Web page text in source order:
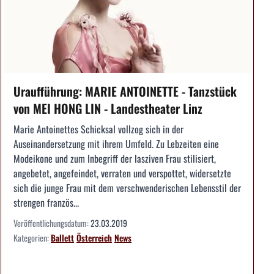
Uraufführung: MARIE ANTOINETTE - Tanzstück
von MEI HONG LIN - Landestheater Linz
Marie Antoinettes Schicksal vollzog sich in der
Auseinandersetzung mit ihrem Umfeld. Zu Lebzeiten eine
Modeikone und zum Inbegriff der lasziven Frau stilisiert,
angebetet, angefeindet, verraten und verspottet, widersetzte
sich die junge Frau mit dem verschwenderischen Lebensstil der
strengen französ...
Veröffentlichungsdatum:23.03.2019
Kategorien:BallettÖsterreichNews